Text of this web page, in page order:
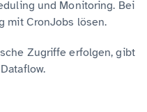
und Monitoring. Bei
mit CronJobs lösen.
Zugriffe erfolgen, gibt